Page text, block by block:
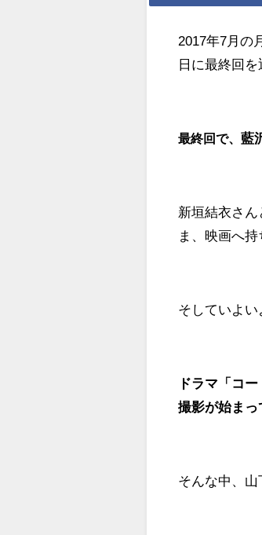
2017年7月の
日に最終回を
最終回で、 藍
新垣結衣さ
ま、映画へ持
そしていよい
ドラマ「コ
撮影が始まっ
そんな中、山